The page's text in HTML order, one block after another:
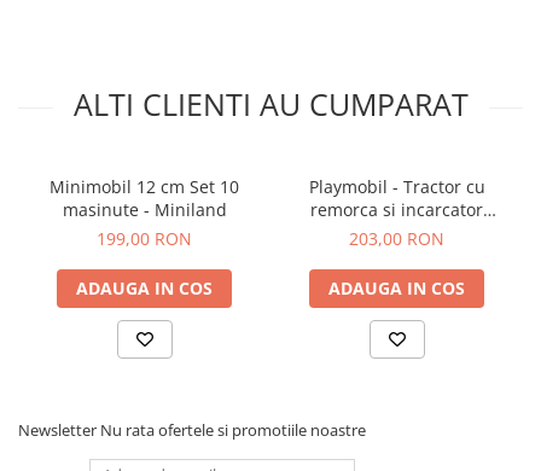
ALTI CLIENTI AU CUMPARAT
Minimobil 12 cm Set 10
masinute - Miniland
199,00 RON
ADAUGA IN COS
Playmobil - Tractor cu
remorca si incarcator
frontal
203,00 RON
ADAUGA IN COS
Newsletter Nu rata ofertele si promotiile noastre